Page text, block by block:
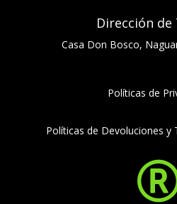
Dirección de
Casa Don Bosco,
Políticas de
Políticas de Devoluciones y